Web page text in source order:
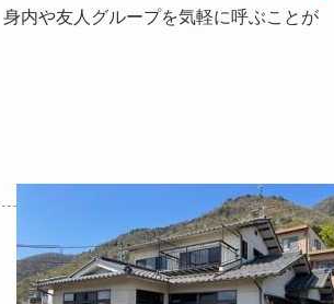
内や友人グループを気軽に呼ぶことが